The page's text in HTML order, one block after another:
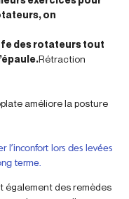
on
des rotateurs tout
Rétraction
améliore la posture
l’inconfort lors des levées
terme.
également des remèdes